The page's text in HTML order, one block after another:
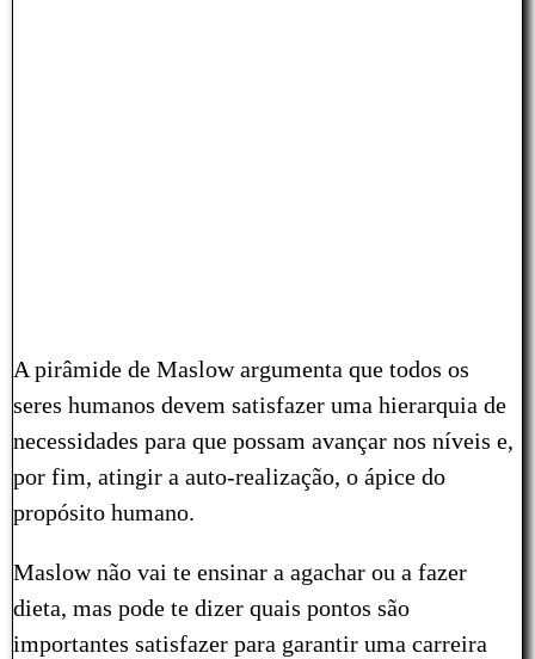
A pirâmide de Maslow argumenta que todos os
seres humanos devem satisfazer uma hierarquia de
necessidades para que possam avançar nos níveis e,
por fim, atingir a auto-realização, o ápice do
propósito humano.
Maslow não vai te ensinar a agachar ou a fazer
dieta, mas pode te dizer quais pontos são
importantes satisfazer para garantir uma carreira